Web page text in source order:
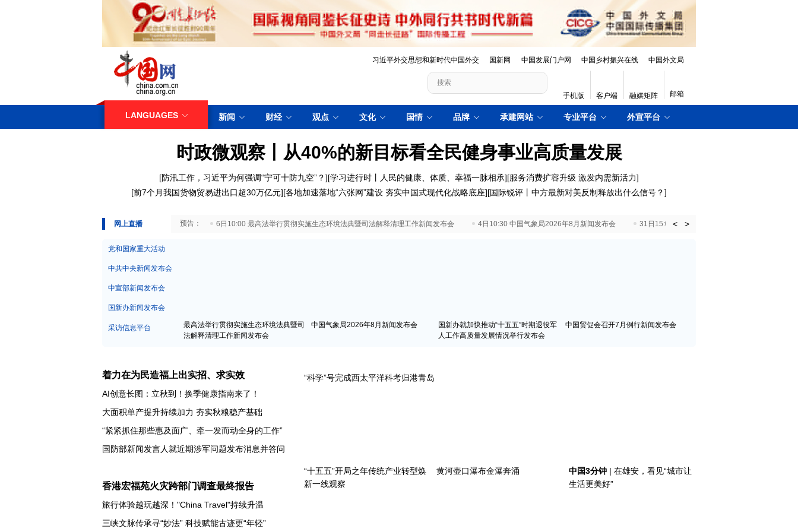
习近平外交思想和新时代中国外交 国新网 中国发展门户网 中国乡村振兴在线 中国外文局
手机版 客户端 融媒矩阵 邮箱
LANGUAGES 新闻 财经 观点 文化 国情 品牌 承建网站 专业平台 外宣平台
时政微观察丨从40%的新目标看全民健身事业高质量发展
[防汛工作，习近平为何强调“宁可十防九空”？][学习进行时丨人民的健康、体质、幸福一脉相承][服务消费扩容升级 激发内需新活力]
[前7个月我国货物贸易进出口超30万亿元][各地加速落地“六张网”建设 夯实中国式现代化战略底座][国际锐评丨中方最新对美反制释放出什么信号？]
网上直播
29日10:00 国务院台湾事务办公室7月29日举行新闻发布会 6日10:00 最高法举行贯彻实施生态环境法典暨司法解释清理工作新闻发布会 4日10:30 中国气象局2026年8月新闻发布会 31日15:00 国新办就加快推动“十五五”时期退役
< >
党和国家重大活动
中共中央新闻发布会
中宣部新闻发布会
国新办新闻发布会
采访信息平台
最高法举行贯彻实施生态环境法典暨司
法解释清理工作新闻发布会
中国气象局2026年8月新闻发布会
国新办就加快推动“十五五”时期退役军
人工作高质量发展情况举行发布会
中国贸促会召开7月例行新闻发布会
着力在为民造福上出实招、求实效
AI创意长图：立秋到！换季健康指南来了！
大面积单产提升持续加力 夯实秋粮稳产基础
“紧紧抓住那些惠及面广、牵一发而动全身的工作”
旅行体验越玩越深！"China Travel"持续升温
三峡文脉传承寻“妙法” 科技赋能古迹更“年轻”
暖心改造让城市“边角”资源“动”起来“活”起来